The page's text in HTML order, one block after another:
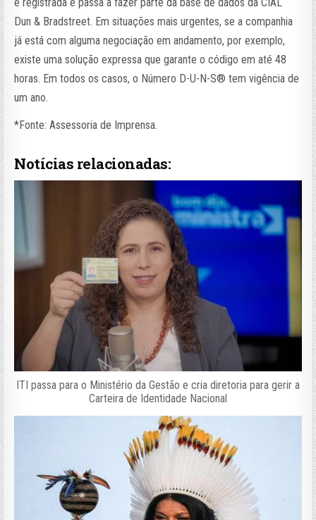
Dun & Bradstreet. Em situações mais urgentes, se a companhia
já está com alguma negociação em andamento, por exemplo,
existe uma solução expressa que garante o código em até 48
horas. Em todos os casos, o Número D-U-N-S®️ tem vigência de
um ano.
*Fonte: Assessoria de Imprensa.
Notícias relacionadas:
ITI passa para o Ministério da Gestão e cria diretoria para gerir a
Carteira de Identidade Nacional